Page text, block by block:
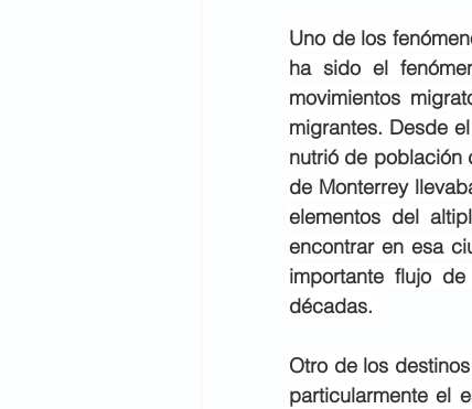
Uno de los
ha sido el
movimientos
migrantes. Desde
nutrió de población
de Monterrey
elementos del
encontrar en esa
importante flujo
décadas.
Otro de los
particularmente el